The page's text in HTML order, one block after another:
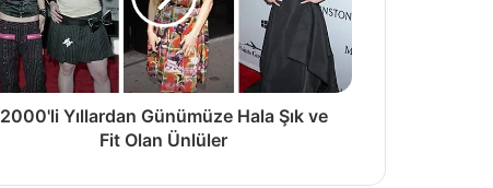
2000'li Yıllardan Günümüze Hala Şık ve
Fit Olan Ünlüler